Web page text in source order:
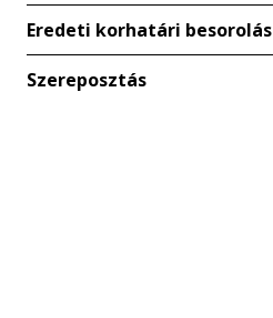
Eredeti korhatári besorolás
Szereposztás